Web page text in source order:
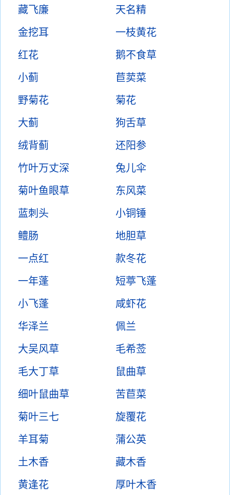
藏飞廉
天名精
金挖耳
一枝黄花
红花
鹅不食草
小蓟
苣荬菜
野菊花
菊花
大蓟
狗舌草
绒背蓟
还阳参
竹叶万丈深
兔儿伞
菊叶鱼眼草
东风菜
蓝刺头
小铜锤
鳢肠
地胆草
一点红
款冬花
一年蓬
短葶飞蓬
小飞蓬
咸虾花
华泽兰
佩兰
大吴风草
毛希莶
毛大丁草
鼠曲草
细叶鼠曲草
苦苣菜
菊叶三七
旋覆花
羊耳菊
蒲公英
土木香
藏木香
黄逢花
厚叶木香